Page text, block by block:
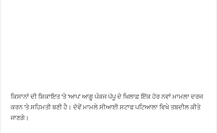
ਕਿਸਾਨਾਂ ਦੀ ਸ਼ਿਕਾਇਤ ‘ਤੇ ‘ਆਪ’ ਆਗੂ ਪੰਕਜ ਪੱਪੂ ਦੇ ਖਿਲਾਫ਼ ਇੱਕ ਹੋਰ ਨਵਾਂ ਮਾਮਲਾ ਦਰਜ
ਕਰਨ ‘ਤੇ ਸਹਿਮਤੀ ਬਣੀ ਹੈ। ਦੋਵੇਂ ਮਾਮਲੇ ਸੀਆਈ ਸਟਾਫ ਪਟਿਆਲਾ ਵਿਖੇ ਤਬਦੀਲ ਕੀਤੇ
ਜਾਣਗੇ।